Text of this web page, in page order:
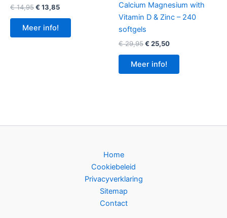
€14,95Oorspronkelijke
was:
€ 14,95.
€ 13,85Huidige
Meer info!
Calcium Magnesium with
Vitamin D & Zinc – 240
softgels
€29,95Oorspronkelijke
was:
€ 29,95.
€ 25,50Huidige
Meer info!
Home
Cookiebeleid
Privacyverklaring
Sitemap
Contact